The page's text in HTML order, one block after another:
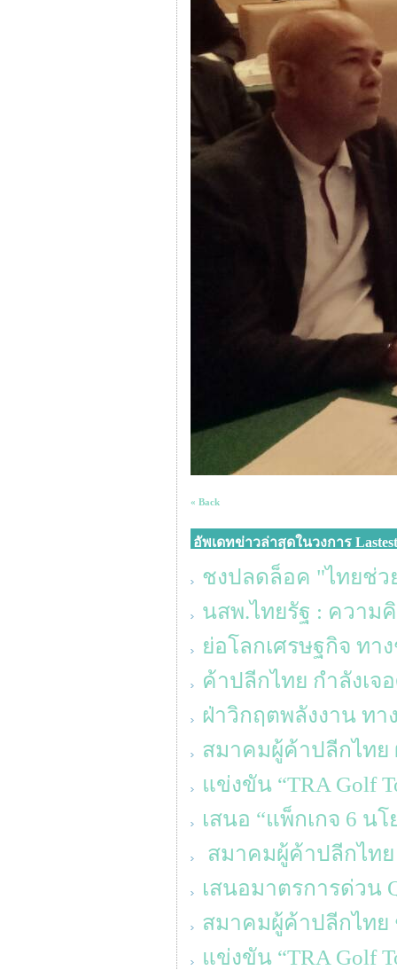
« Back
อัพเดทข่าวล่าสุดในวงการ
ชงปลดล็อค "ไทยช่ว
นสพ.ไทยรัฐ : ความ
ย่อโลกเศรษฐกิจ ทา
ค้าปลีกไทย กำลังเ
ฝ่าวิกฤตพลังงาน ทา
สมาคมผู้ค้าปลีกไท
แข่งขัน “TRA Golf
เสนอ “แพ็กเกจ 6 น
สมาคมผู้ค้าปลีกไท
เสนอมาตรการด่วน
สมาคมผู้ค้าปลีกไทย
แข่งขัน “TRA Golf